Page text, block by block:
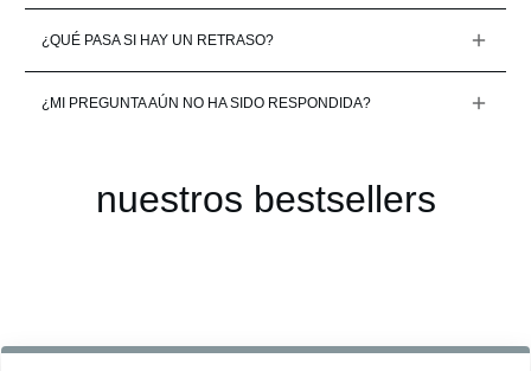
¿QUÉ PASA SI HAY UN RETRASO?
¿MI PREGUNTA AÚN NO HA SIDO RESPONDIDA?
nuestros bestsellers